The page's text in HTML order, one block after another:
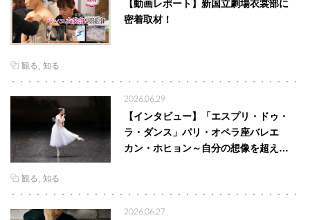
【動画レポート】新国立劇場衣裳部に
密着取材！
観る 知る
2026.06.29
【インタビュー】「エスプリ・ドゥ・
ラ・ダンス」パリ・オペラ座バレエ
カン・ホヒョン～自分の想像を超え…
観る 知る
2026.06.27